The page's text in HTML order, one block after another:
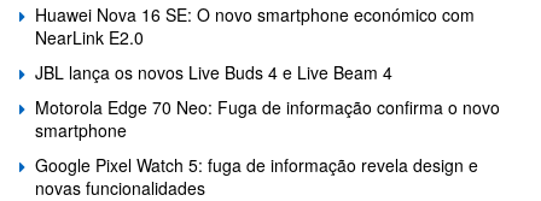
Huawei Nova 16 SE: O novo smartphone económico com
NearLink E2.0
JBL lança os novos Live Buds 4 e Live Beam 4
Motorola Edge 70 Neo: Fuga de informação confirma o novo
smartphone
Google Pixel Watch 5: fuga de informação revela design e
novas funcionalidades